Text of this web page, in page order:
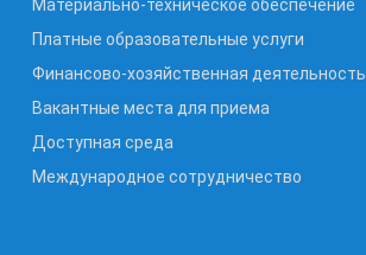
Материально-техническое обеспечение
Платные образовательные услуги
Финансово-хозяйственная деятельность
Вакантные места для приема
Доступная среда
Международное сотрудничество